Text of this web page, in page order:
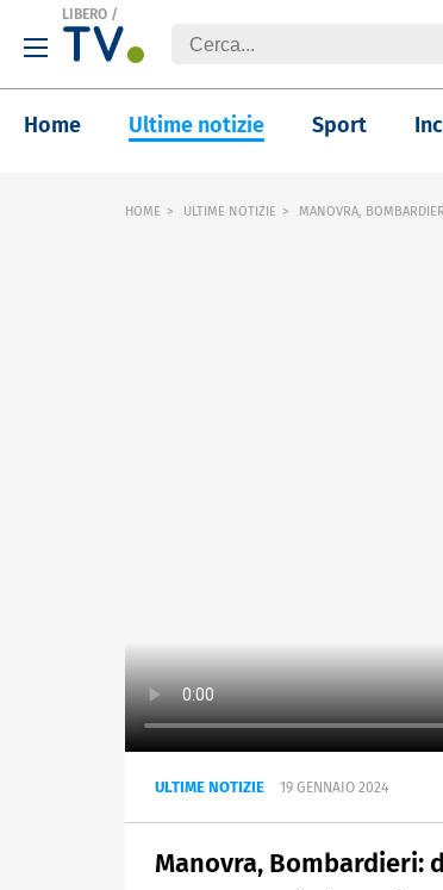
LIBERO /
Home Ultime notizie Sport
HOME ULTIME NOTIZIE MANOVRA,
ULTIME NOTIZIE 19 GENNAIO 2024
Manovra, Bombardieri: